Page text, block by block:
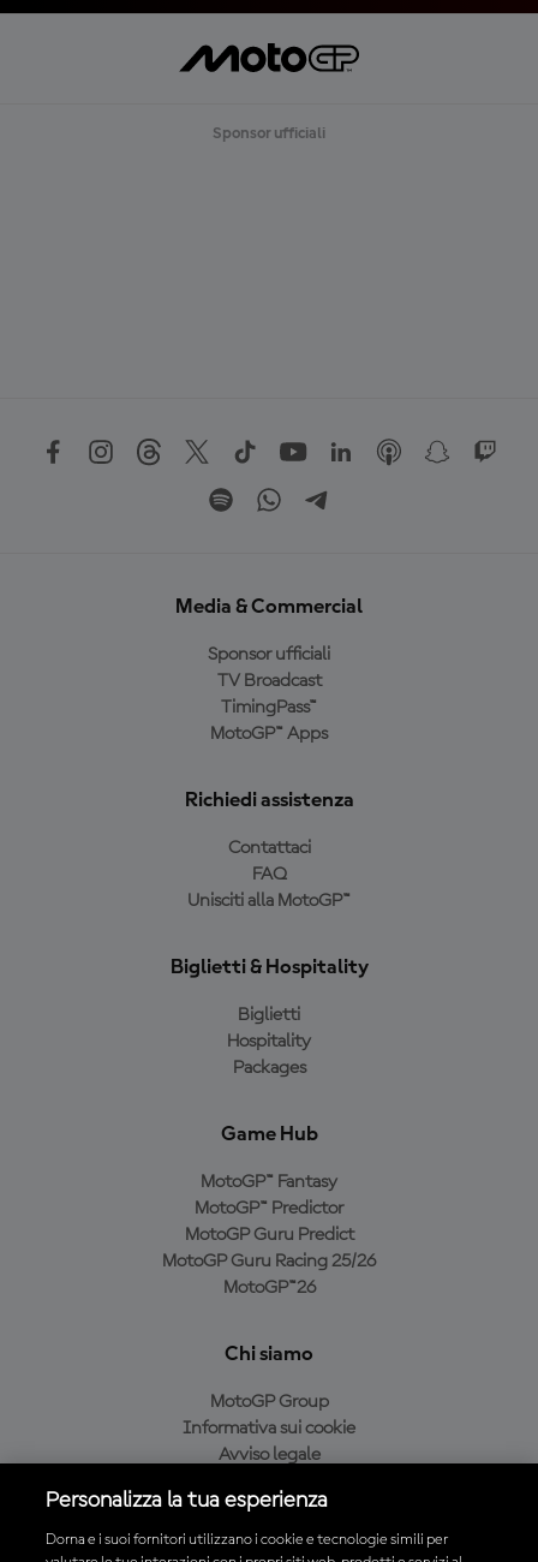
Sponsor ufficiali
Media & Commercial
Sponsor ufficiali
TV Broadcast
TimingPass™
MotoGP™ Apps
Richiedi assistenza
Contattaci
FAQ
Unisciti alla MotoGP™
Biglietti & Hospitality
Biglietti
Hospitality
Packages
Game Hub
MotoGP™ Fantasy
MotoGP™ Predictor
MotoGP Guru Predict
MotoGP Guru Racing 25/26
MotoGP™26
Chi siamo
MotoGP Group
Informativa sui cookie
Avviso legale
Condizioni di acquisto
Personalizza la tua esperienza
Dorna e i suoi fornitori utilizzano i cookie e tecnologie simili per